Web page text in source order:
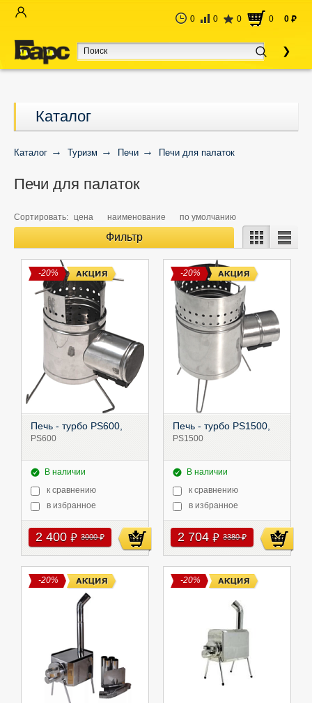
0 0 0 0 0 руб
Каталог
Каталог Туризм Печи Печи для палаток
Печи для палаток
Сортировать: цена наименование по умолчанию
Фильтр
-20%
Печь - турбо PS600,
PS600
В наличии
к сравнению
в избранное
2 400 руб 3000руб
-20%
Печь - турбо PS1500,
PS1500
В наличии
к сравнению
в избранное
2 704 руб 3380руб
-20% -20%